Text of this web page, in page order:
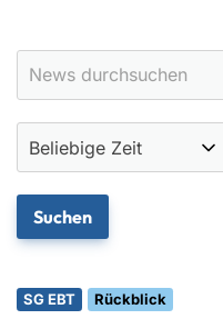
SG EBT Rückblick